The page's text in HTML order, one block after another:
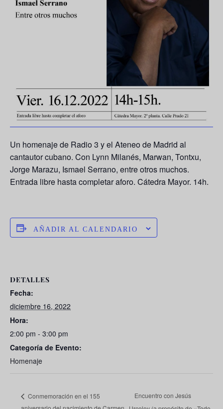
Un homenaje de Radio 3 y el Ateneo de Madrid al
cantautor cubano. Con Lynn Milanés, Marwan, Tontxu,
Jorge Marazu, Ismael Serrano, entre otros muchos.
Entrada libre hasta completar aforo. Cátedra Mayor. 14h.
AÑADIR AL CALENDARIO
DETALLES
Fecha:
diciembre 16, 2022
Hora:
2:00 pm - 3:00 pm
Categoría de Evento:
Homenaje
Conmemoración en el 155
Encuentro con Jesús